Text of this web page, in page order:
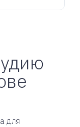
для